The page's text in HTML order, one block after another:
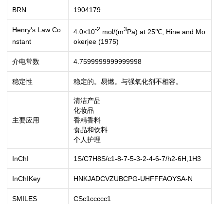
BRN 1904179
Henry's Law Co
nstant
4.0×10-2 mol/(m3Pa) at 25℃, Hine and Mo
okerjee (1975)
介电常数 4.7599999999999998
稳定性 稳定的。易燃。与强氧化剂不相容。
主要应用
清洁产品
化妆品
香精香料
食品和饮料
个人护理
InChI 1S/C7H8S/c1-8-7-5-3-2-4-6-7/h2-6H,1H3
InChIKey HNKJADCVZUBCPG-UHFFFAOYSA-N
SMILES CSc1ccccc1